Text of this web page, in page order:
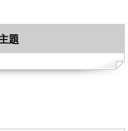
主題